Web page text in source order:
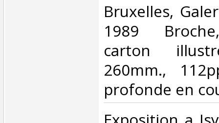
‎Bruxelles,
1989
carton
260mm.,
profonde en